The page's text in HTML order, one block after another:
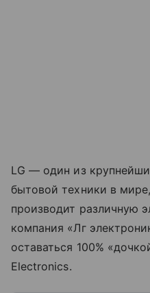
LG — один из
бытовой техники в
производит различную
компания «Лг
оставаться 100%
Electronics.